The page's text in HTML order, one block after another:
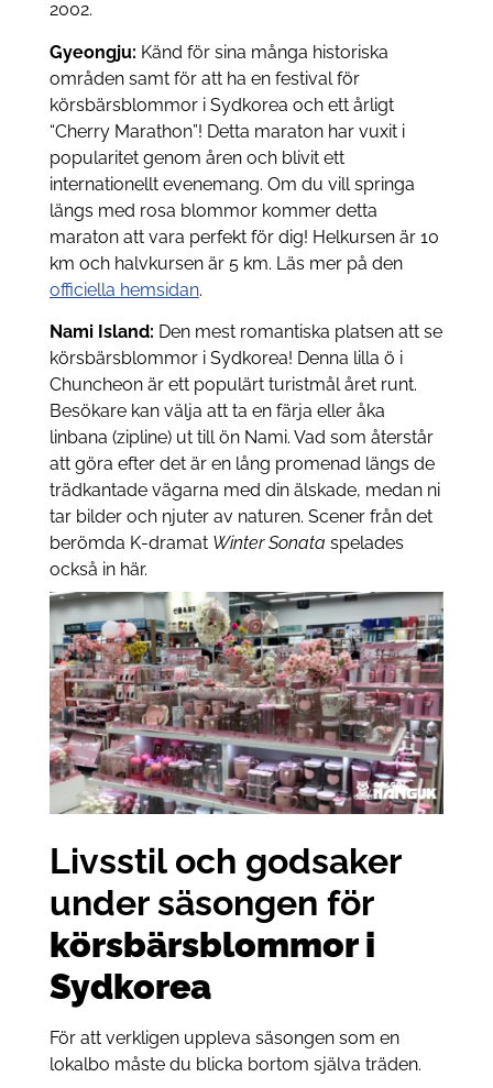
2002.
Gyeongju: Känd för sina många historiska
områden samt för att ha en festival för
körsbärsblommor i Sydkorea och ett årligt
“Cherry Marathon”! Detta maraton har vuxit i
popularitet genom åren och blivit ett
internationellt evenemang. Om du vill springa
längs med rosa blommor kommer detta
maraton att vara perfekt för dig! Helkursen är 10
km och halvkursen är 5 km. Läs mer på den
officiella hemsidan.
Nami Island: Den mest romantiska platsen att se
körsbärsblommor i Sydkorea! Denna lilla ö i
Chuncheon är ett populärt turistmål året runt.
Besökare kan välja att ta en färja eller åka
linbana (zipline) ut till ön Nami. Vad som återstår
att göra efter det är en lång promenad längs de
trädkantade vägarna med din älskade, medan ni
tar bilder och njuter av naturen. Scener från det
berömda K-dramat Winter Sonata spelades
också in här.
Livsstil och godsaker
under säsongen för
körsbärsblommor i
Sydkorea
För att verkligen uppleva säsongen som en
lokalbo måste du blicka bortom själva träden.